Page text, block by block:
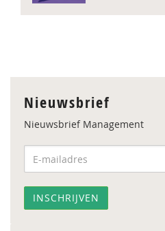
Nieuwsbrief
Nieuwsbrief Management